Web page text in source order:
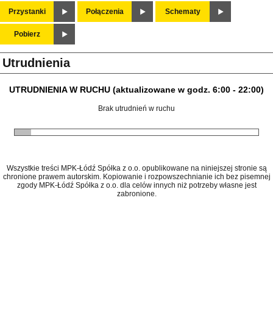
Przystanki Połączenia Schematy
Pobierz
Utrudnienia
UTRUDNIENIA W RUCHU (aktualizowane w godz. 6:00 - 22:00)
Brak utrudnień w ruchu
Wszystkie treści MPK-Łódź Spółka z o.o. opublikowane na niniejszej stronie są
chronione prawem autorskim. Kopiowanie i rozpowszechnianie ich bez pisemnej
zgody MPK-Łódź Spółka z o.o. dla celów innych niż potrzeby własne jest
zabronione.